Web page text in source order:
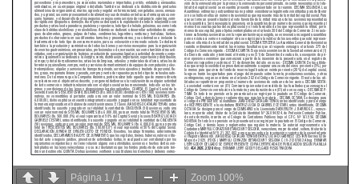
Página 1 / 1 Zoom 100%